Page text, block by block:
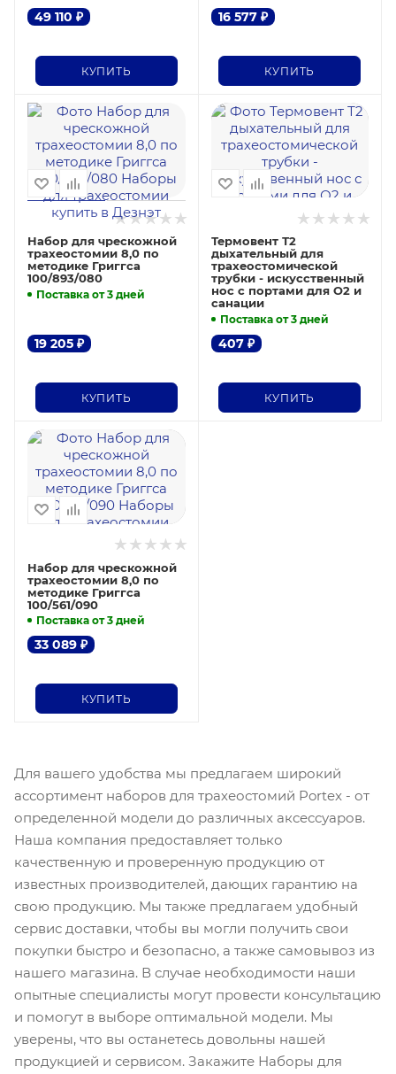
49 110 ₽
КУПИТЬ
16 577₽
КУПИТЬ
Набор для чрескожной
трахеостомии 8,0 по
методике Григгса
100/893/080
Поставка от 3 дней
19 205 ₽
КУПИТЬ
Термовент Т2
дыхательный для
трахеостомической
трубки - искусственный
нос с портами для О2 и
санации
Поставка от 3 дней
407₽
КУПИТЬ
Набор для чрескожной
трахеостомии 8,0 по
методике Григгса
100/561/090
Поставка от 3 дней
33 089 ₽
КУПИТЬ
Для вашего удобства мы предлагаем широкий
ассортимент наборов для трахеостомий Portex - от
определенной модели до различных аксессуаров.
Наша компания предоставляет только
качественную и проверенную продукцию от
известных производителей, дающих гарантию на
свою продукцию. Мы также предлагаем удобный
сервис доставки, чтобы вы могли получить свои
покупки быстро и безопасно, а также самовывоз из
нашего магазина. В случае необходимости наши
опытные специалисты могут провести консультацию
и помогут в выборе оптимальной модели. Мы
уверены, что вы останетесь довольны нашей
продукцией и сервисом. Закажите Наборы для